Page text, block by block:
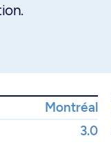
Montréal
3.0